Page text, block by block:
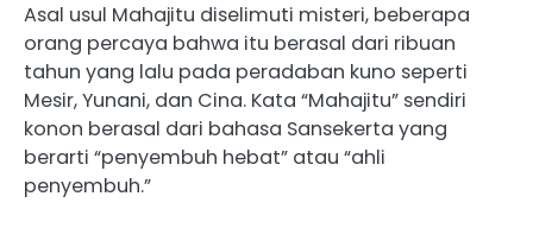
Asal usul Mahajitu diselimuti misteri, beberapa
orang percaya bahwa itu berasal dari ribuan
tahun yang lalu pada peradaban kuno seperti
Mesir, Yunani, dan Cina. Kata “Mahajitu” sendiri
konon berasal dari bahasa Sansekerta yang
berarti “penyembuh hebat” atau “ahli
penyembuh.”